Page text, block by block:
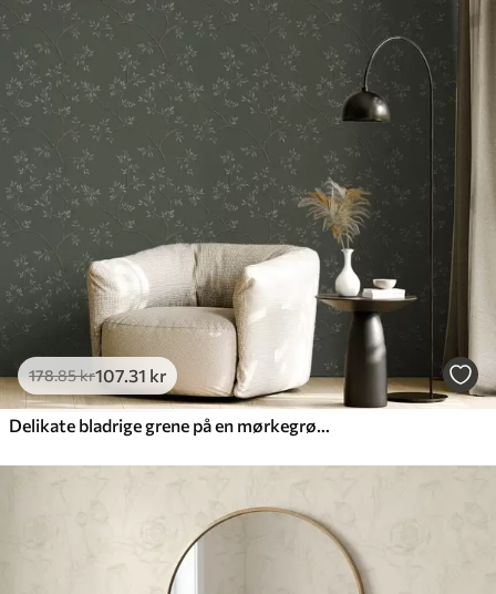
178.85kr107.31 kr
Delikate bladrige grene på en mørkegrøn baggrund